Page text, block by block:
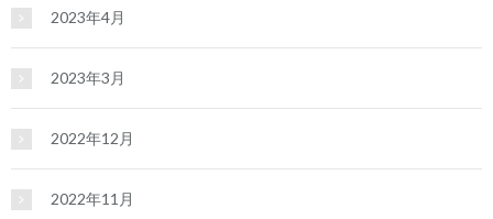
2023年4月
2023年3月
2022年12月
2022年11月